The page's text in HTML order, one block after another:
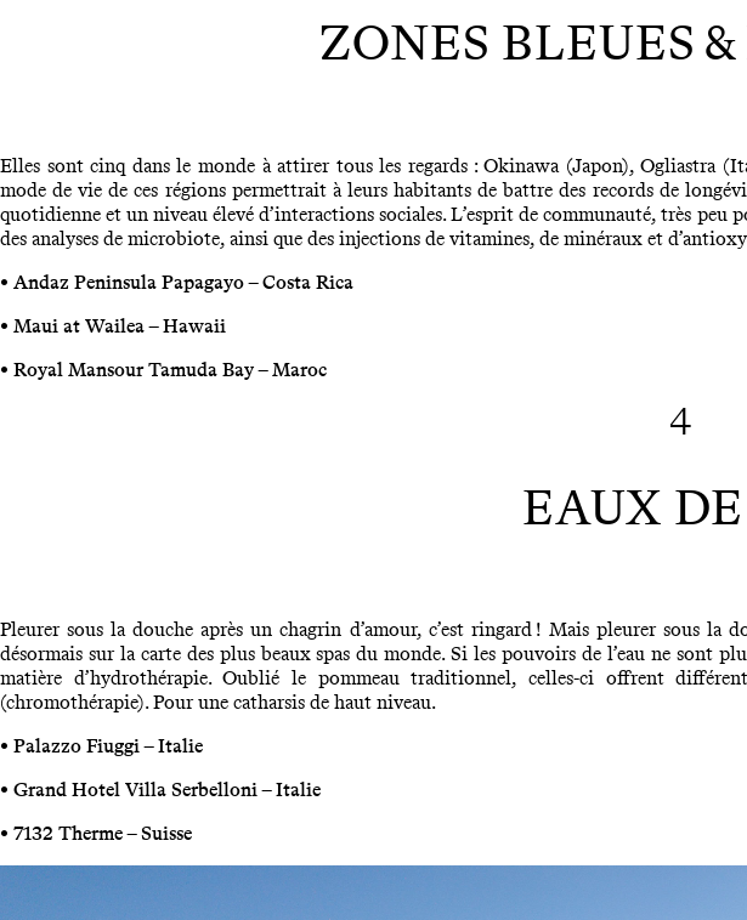
ZONES BLEUES
Elles sont cinq dans le monde à attirer tous les regards : Okinawa (Japon), Ogliastra
mode de vie de ces régions permettrait à leurs habitants de battre des records de
quotidienne et un niveau élevé d’interactions sociales. L’esprit de communauté, très
des analyses de microbiote, ainsi que des injections de vitamines, de minéraux et
• Andaz Peninsula Papagayo – Costa Rica
• Maui at Wailea – Hawaii
• Royal Mansour Tamuda Bay – Maroc
4
EAUX
Pleurer sous la douche après un chagrin d’amour, c’est ringard ! Mais pleurer sous la
désormais sur la carte des plus beaux spas du monde. Si les pouvoirs de l’eau ne sont
matière d’hydrothérapie. Oublié le pommeau traditionnel, celles-ci offrent
(chromothérapie). Pour une catharsis de haut niveau.
• Palazzo Fiuggi – Italie
• Grand Hotel Villa Serbelloni – Italie
• 7132 Therme – Suisse